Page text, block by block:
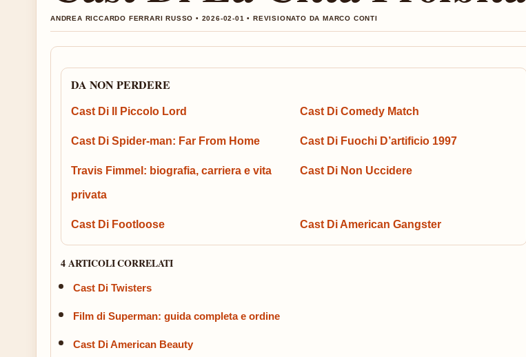
ANDREA RICCARDO FERRARI RUSSO • 2026-02-01 • REVISIONATO DA MARCO CONTI
DA NON PERDERE
Cast Di Il Piccolo Lord Cast Di Comedy Match
Cast Di Spider-man: Far From Home Cast Di Fuochi D’artificio 1997
Travis Fimmel: biografia, carriera e vita
privata
Cast Di Non Uccidere
Cast Di Footloose Cast Di American Gangster
4 ARTICOLI CORRELATI
Cast Di Twisters
Film di Superman: guida completa e ordine
Cast Di American Beauty